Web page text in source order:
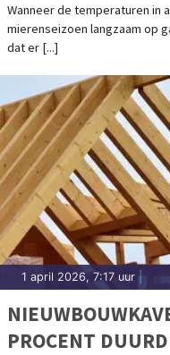
Wanneer de temperaturen in
mierenseizoen langzaam op
dat er [...]
1 april 2026, 7:17 uur
PROCENT